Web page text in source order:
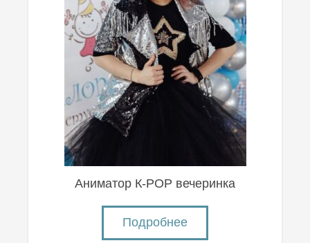
Аниматор К-POP вечеринка
Подробнее